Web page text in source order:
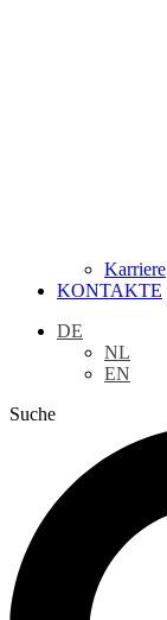
Karriere
KONTAKTE
DE
NL
EN
Suche